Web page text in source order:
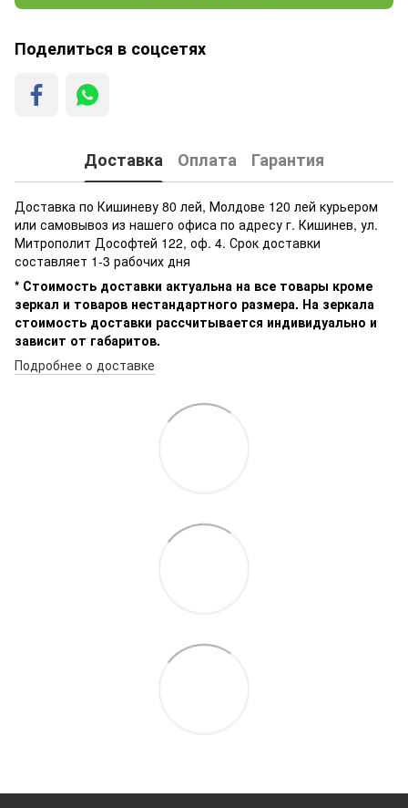
Поделиться в соцсетях
Доставка Оплата Гарантия
Доставка по Кишиневу 80 лей, Молдове 120 лей курьером
или самовывоз из нашего офиса по адресу г. Кишинев, ул.
Митрополит Дософтей 122, оф. 4. Срок доставки
составляет 1-3 рабочих дня
* Стоимость доставки актуальна на все товары кроме
зеркал и товаров нестандартного размера. На зеркала
стоимость доставки рассчитывается индивидуально и
зависит от габаритов.
Подробнее о доставке